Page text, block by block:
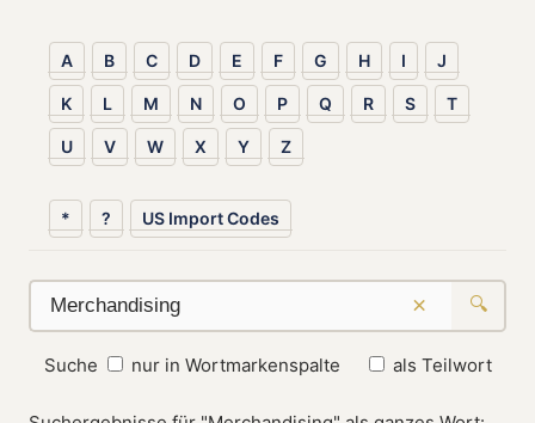
A B C D E F G H I J
K L M N O P Q R S T
U V W X Y Z
* ? US Import Codes
× 🔍
Suche nur in Wortmarkenspalte als Teilwort